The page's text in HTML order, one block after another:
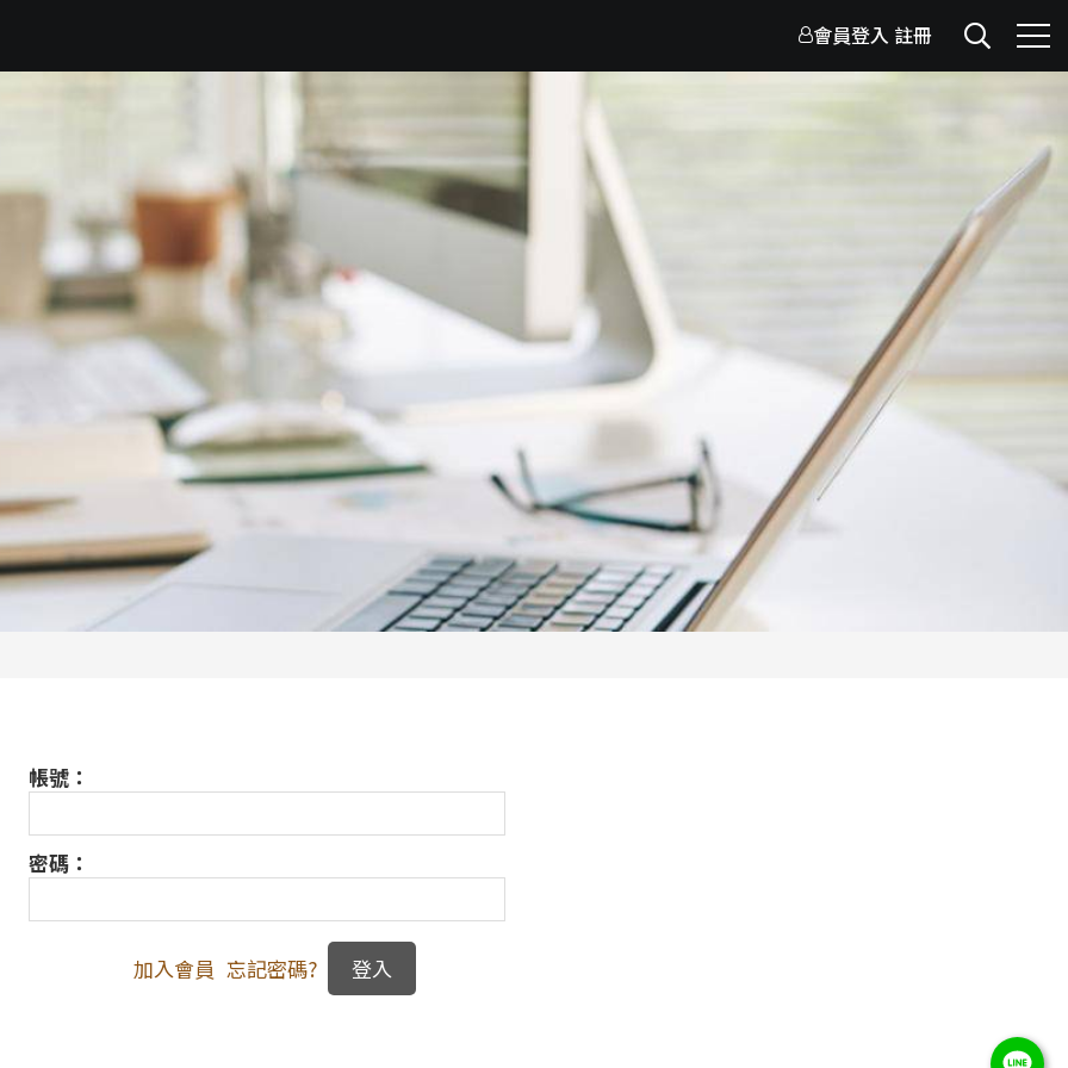
會員登入 註冊
帳號：
密碼：
加入會員 忘記密碼?